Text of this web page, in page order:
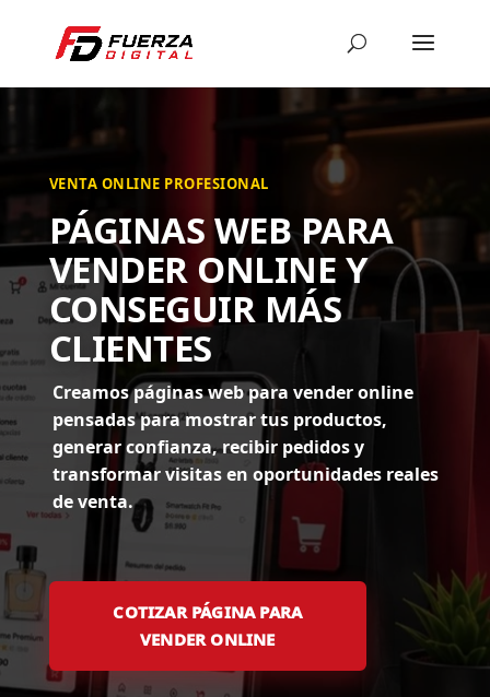
VENTA ONLINE PROFESIONAL
PÁGINAS WEB PARA
VENDER ONLINE Y
CONSEGUIR MÁS
CLIENTES
Creamos páginas web para vender online
pensadas para mostrar tus productos,
generar confianza, recibir pedidos y
transformar visitas en oportunidades reales
de venta.
COTIZAR PÁGINA PARA
VENDER ONLINE